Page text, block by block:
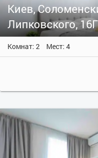
Киев,
Липковского, 16Г
Комнат: 2 Мест: 4